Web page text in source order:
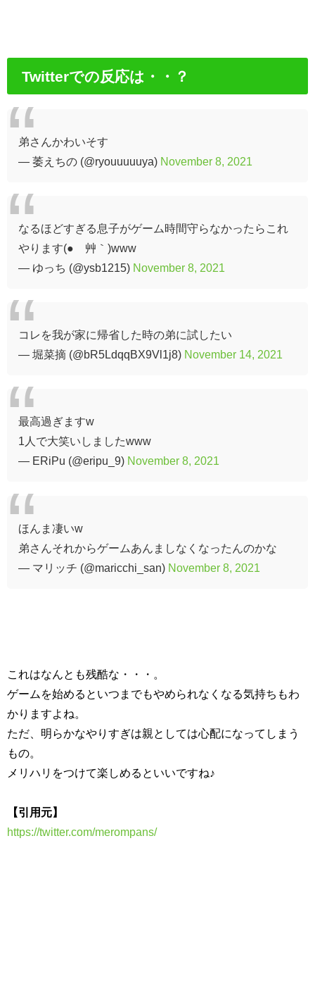
Twitterでの反応は・・？
弟さんかわいそす
— 萎えちの (@ryouuuuuya) November 8, 2021
なるほどすぎる息子がゲーム時間守らなかったらこれ
やります(●´艸｀)www
— ゆっち (@ysb1215) November 8, 2021
コレを我が家に帰省した時の弟に試したい
— 堀菜摘 (@bR5LdqqBX9Vl1j8) November 14, 2021
最高過ぎますw
1人で大笑いしましたwww
— ERiPu (@eripu_9) November 8, 2021
ほんま凄いw
弟さんそれからゲームあんましなくなったんのかな
— マリッチ (@maricchi_san) November 8, 2021
これはなんとも残酷な・・・。
ゲームを始めるといつまでもやめられなくなる気持ちもわ
かりますよね。
ただ、明らかなやりすぎは親としては心配になってしまう
もの。
メリハリをつけて楽しめるといいですね♪
【引用元】
https://twitter.com/merompans/